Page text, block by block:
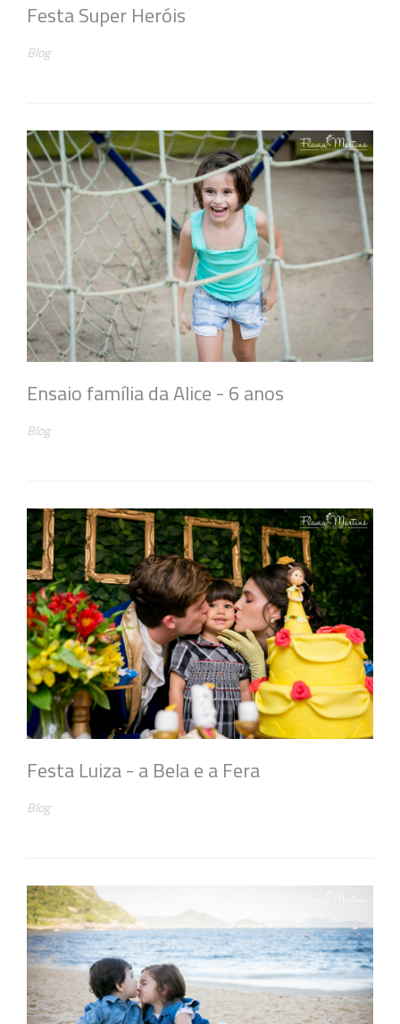
Festa Super Heróis
Blog
Ensaio família da Alice - 6 anos
Blog
Festa Luiza - a Bela e a Fera
Blog